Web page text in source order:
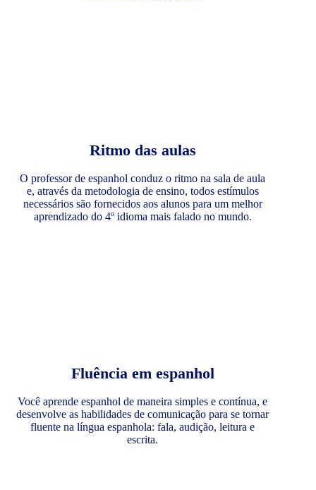
Ritmo das aulas
O professor de espanhol conduz o ritmo na sala de aula
e, através da metodologia de ensino, todos estímulos
necessários são fornecidos aos alunos para um melhor
aprendizado do 4º idioma mais falado no mundo.
Fluência em espanhol
Você aprende espanhol de maneira simples e contínua, e
desenvolve as habilidades de comunicação para se tornar
fluente na língua espanhola: fala, audição, leitura e
escrita.